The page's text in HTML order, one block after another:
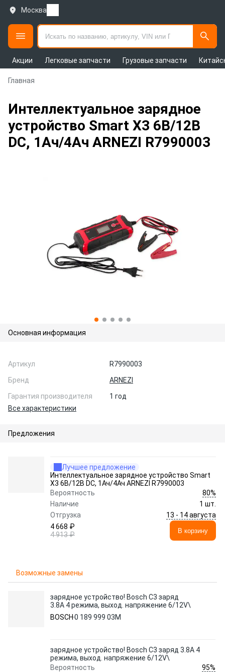
Москва
Акции Легковые запчасти Грузовые запчасти
Главная
Интеллектуальное зарядное
устройство Smart X3 6В/12В
DC, 1Ач/4Ач ARNEZI R7990003
Основная информация
Артикул
R7990003
Бренд
ARNEZI
Гарантия производителя
1 год
Все характеристики
Предложения
Лучшее предложение
Интеллектуальное зарядное устройство Smart
X3 6В/12В DC, 1Ач/4Ач ARNEZI R7990003
Вероятность
80%
Наличие
1 шт.
Отгрузка
13 - 14 августа
4 668 ₽
4 913 ₽
В корзину
Возможные замены
зарядное устройство! Bosch C3 заряд
3.8A 4 режима, выход. напряжение 6/12V\
BOSCH 0 189 999 03M
зарядное устройство! Bosch C3 заряд 3.8A 4
режима, выход. напряжение 6/12V\
Вероятность
95%